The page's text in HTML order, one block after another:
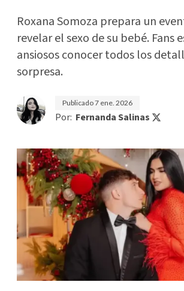
Roxana Somoza prepara un
revelar el sexo de su bebé. Fans
ansiosos conocer todos los
sorpresa.
Publicado7 ene. 2026
Por: Fernanda Salinas